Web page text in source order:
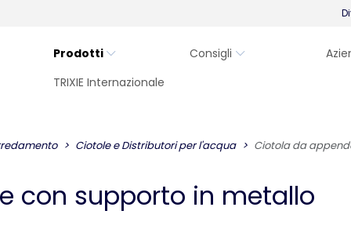
Prodotti Consigli
TRIXIE Internazionale
Ciotole e Distributori per l'acqua Ciotola da
con sup​porto in metallo